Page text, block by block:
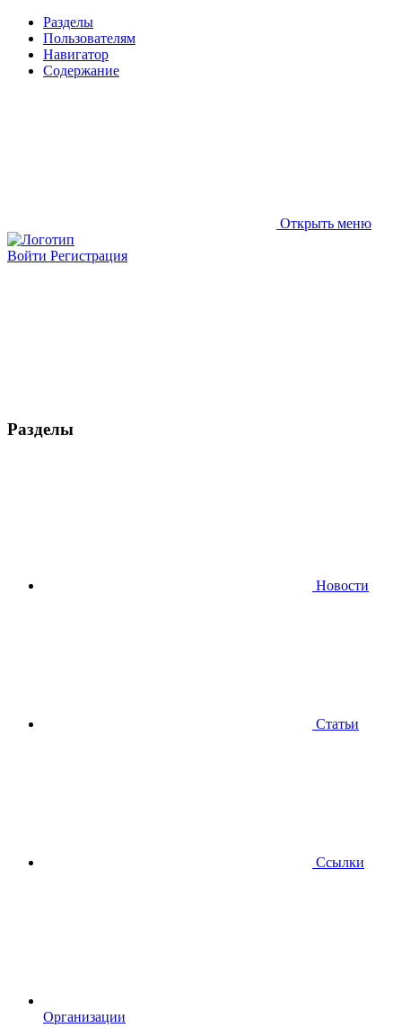
Разделы
Пользователям
Навигатор
Содержание
Открыть меню
Войти Регистрация
Разделы
Новости
Статьи
Ссылки
Организации